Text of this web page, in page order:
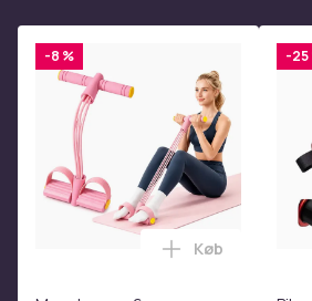
Kompatible systemer: MAC
Digital zoom: 18X
Batteri: NP120 Lithium batteri
Billedsensor: dobbelt 13
ISO: Auto, 100, 200, 400
TF-kort: maksimal
Objektiv: Front: AF-objektiv, F/
Fokusområde: frontkamera:
Understøtter billedfilformat:
-8 %
Læg
Køb
-25